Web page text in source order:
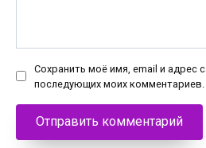
Сохранить моё имя, email и адрес
последующих моих комментариев.